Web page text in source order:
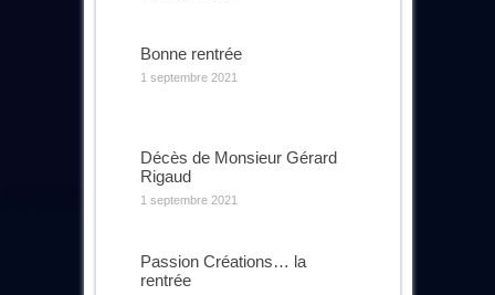
Bonne rentrée
1 septembre 2021
Décès de Monsieur Gérard
Rigaud
1 septembre 2021
Passion Créations… la
rentrée